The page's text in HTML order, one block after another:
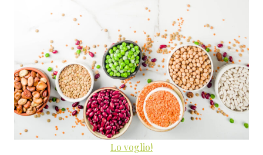
Lo voglio!